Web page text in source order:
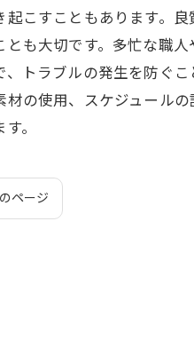
起こすこともあります。
とも大切です。多忙な職
、トラブルの発生を防ぐ
材の使用、スケジュール
。
ページ